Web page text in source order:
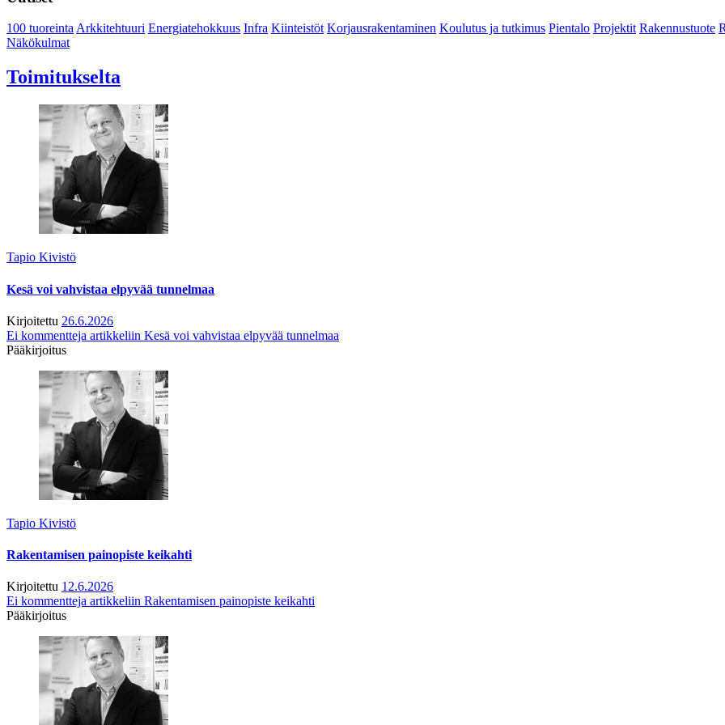
100 tuoreintaArkkitehtuuri Energiatehokkuus Infra Kiinteistöt Korjausrakentaminen Koulutus ja tutkimus Pientalo Projektit Rakennustuote
Näkökulmat
Toimitukselta
Tapio Kivistö
Kesä voi vahvistaa elpyvää tunnelmaa
Kirjoitettu 26.6.2026
Ei kommentteja artikkeliin Kesä voi vahvistaa elpyvää tunnelmaa
Pääkirjoitus
Tapio Kivistö
Rakentamisen painopiste keikahti
Kirjoitettu 12.6.2026
Ei kommentteja artikkeliin Rakentamisen painopiste keikahti
Pääkirjoitus